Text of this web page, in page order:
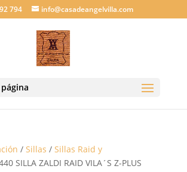
794 info@casadeangelvilla.com
/ Sillas / Sillas Raid y
SILLA ZALDI RAID VILA´S Z-PLUS